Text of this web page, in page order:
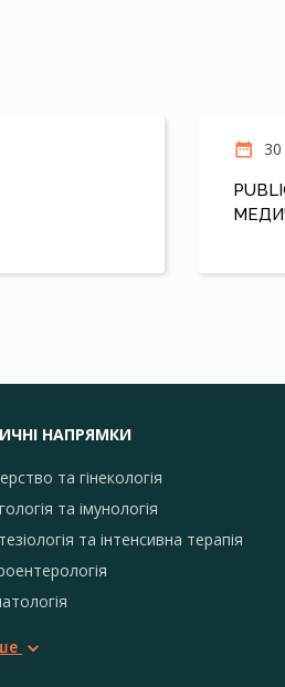
НАПРЯМКИ
та гінекологія
та імунологія
та інтенсивна терапія